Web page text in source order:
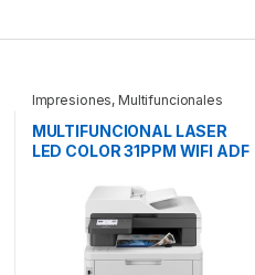
Impresiones, Multifuncionales
MULTIFUNCIONAL LASER
LED COLOR 31PPM WIFI ADF